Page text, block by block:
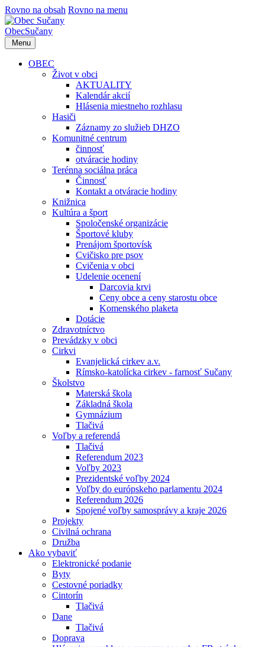
Rovno na obsah Rovno na menu
ObecSučany
Menu
OBEC
Život v obci
AKTUALITY
Kalendár akcií
Hlásenia miestneho rozhlasu
Hasiči
Záznamy zo služieb DHZO
Komunitné centrum
činnosť
otváracie hodiny
Terénna sociálna práca
Činnosť
Kontakt a otváracie hodiny
Knižnica
Kultúra a šport
Spoločenské organizácie
Športové kluby
Prenájom športovísk
Cvičisko pre psov
Cvičenia v obci
Udelenie ocenení
Darcovia krvi
Ceny obce a ceny starostu obce
Komenského plaketa
Dotácie
Zdravotníctvo
Prevádzky v obci
Cirkvi
Evanjelická cirkev a.v.
Rímsko-katolícka cirkev - farnosť Sučany
Školstvo
Materská škola
Základná škola
Gymnázium
Tlačivá
Voľby a referendá
Tlačivá
Referendum 2023
Voľby 2023
Prezidentské voľby 2024
Voľby do európskeho parlamentu 2024
Referendum 2026
Spojené voľby samosprávy a kraje 2026
Projekty
Civilná ochrana
Družba
Ako vybaviť
Elektronické podanie
Byty
Cestovné poriadky
Cintorín
Tlačivá
Dane
Tlačivá
Doprava